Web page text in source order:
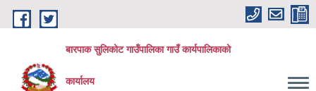
Skip to main content
बारपाक सुलिकोट गाउँपालिका गाउँ कार्यपालिकाको
कार्यालय